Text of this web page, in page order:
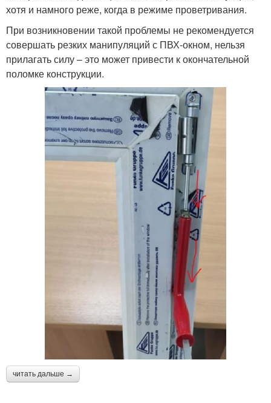
хотя и намного реже, когда в режиме проветривания.
При возникновении такой проблемы не рекомендуется
совершать резких манипуляций с ПВХ-окном, нельзя
прилагать силу – это может привести к окончательной
поломке конструкции.
читать дальше →